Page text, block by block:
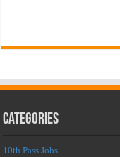
Categories
10th Pass Jobs